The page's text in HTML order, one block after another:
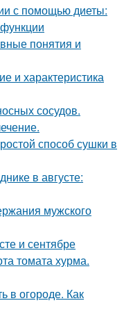
с помощью диеты:
понятия и
и характеристика
сосудов.
способ сушки в
в августе:
мужского
и сентябре
томата хурма.
в огороде. Как